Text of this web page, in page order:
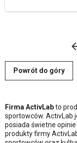
Powrót do góry
Firma ActivLabto
sportowców. ActivLab
posiada świetne
produkty firmy